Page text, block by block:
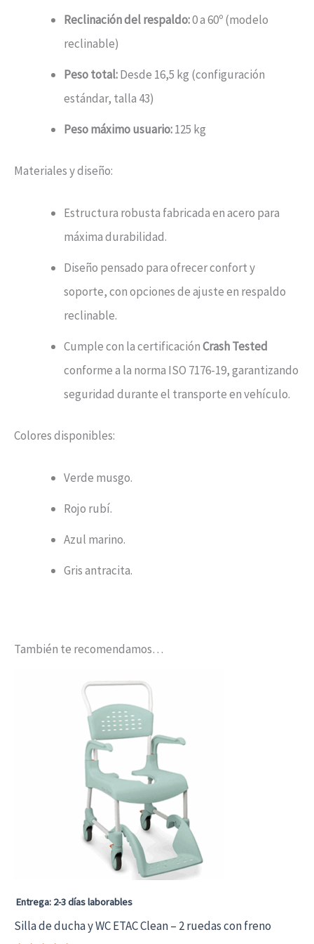
Reclinación del respaldo:0 a 60º (modelo
reclinable)
Peso total:Desde 16,5 kg (configuración
estándar, talla 43)
Peso máximo usuario:125 kg
Materiales y diseño:
Estructura robusta fabricada en acero para
máxima durabilidad.
Diseño pensado para ofrecer confort y
soporte, con opciones de ajuste en respaldo
reclinable.
Cumple con la certificaciónCrash Tested
conforme a la norma ISO 7176-19, garantizando
seguridad durante el transporte en vehículo.
Colores disponibles:
Verde musgo.
Rojo rubí.
Azul marino.
Gris antracita.
También te recomendamos…
Entrega: 2-3 días laborables
Silla de ducha y WC ETAC Clean – 2 ruedas con freno